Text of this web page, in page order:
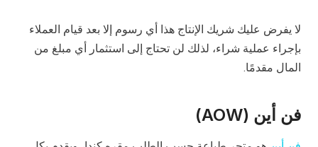
لا يفرض عليك شريك الإنتاج هذا أي رسوم إلا بعد قيام العملاء
بإجراء عملية شراء، لذلك لن تحتاج إلى استثمار أي مبلغ من
المال مقدمًا.
فن أين (AOW)